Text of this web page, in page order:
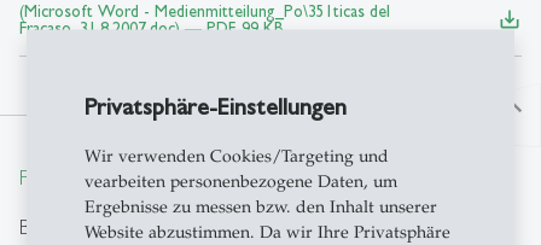
Privatsphäre-Einstellungen
Wir verwenden Cookies/Targeting und
vearbeiten personenbezogene Daten, um
Ergebnisse zu messen bzw. den Inhalt unserer
Website abzustimmen. Da wir Ihre Privatsphäre
(Microsoft Word - Medienmitteilung_Po\351ticas del
Fracaso_31.8.2007.doc) ― PDF, 99 KB
save_alt
north
From insight to impact.
Búsqueda